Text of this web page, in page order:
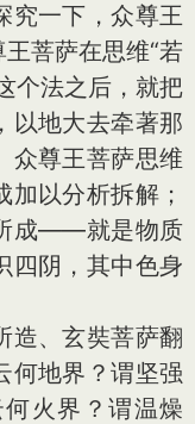
一下，众尊王
菩萨在思维“若
个法之后，就把
以地大去牵著那
众尊王菩萨思维
以分析拆解；
成——就是物质
四阴，其中色身
、玄奘菩萨翻
何地界？谓坚强
火界？谓温燥